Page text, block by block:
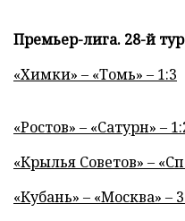
Премьер-лига. 28-й тур
«Химки» – «Томь» – 1:3
«Ростов» – «Сатурн» –
«Крылья Советов» –
«Кубань» – «Москва» –